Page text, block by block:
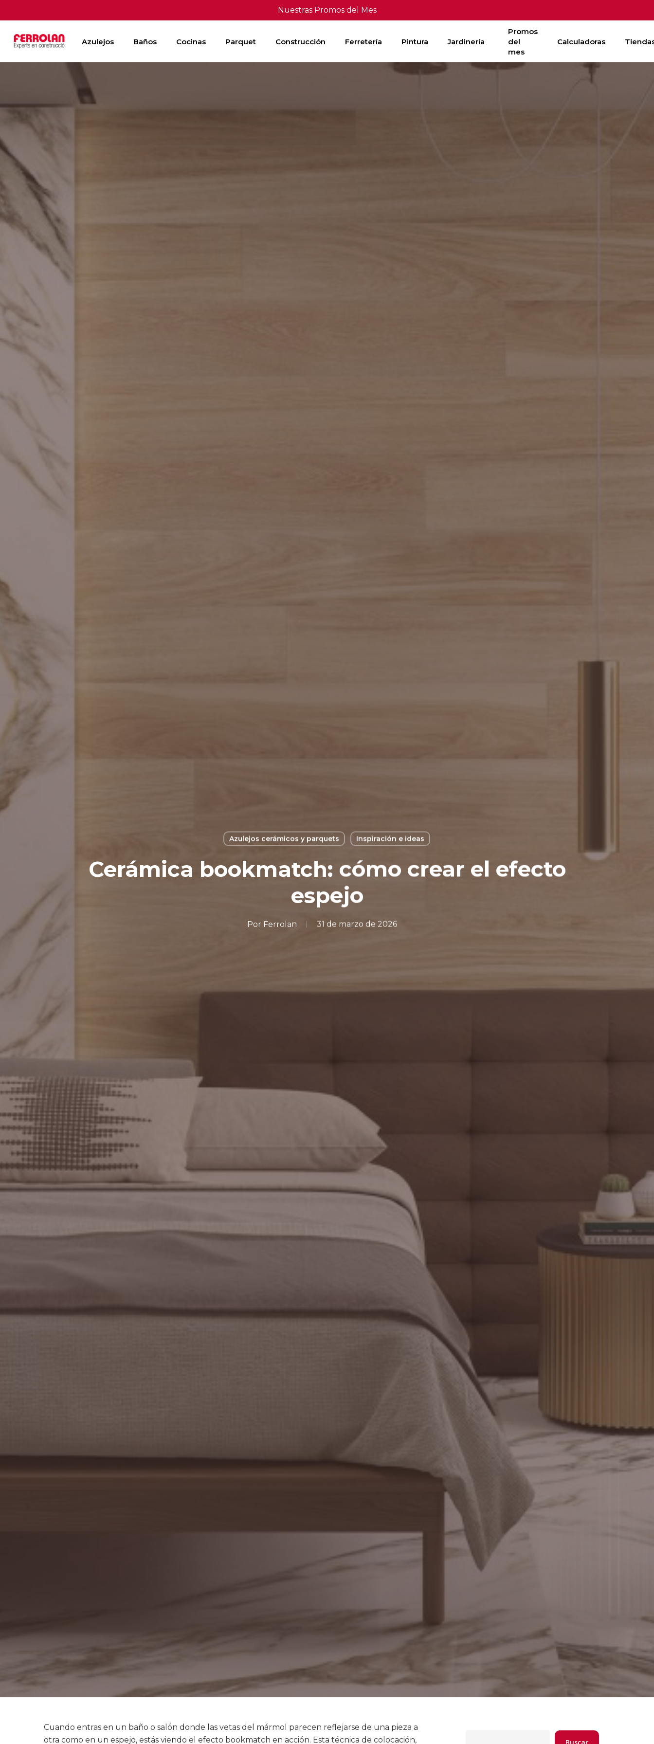
to
content
Nuestras Promos del Mes
Azulejos Baños Cocinas Parquet Construcción Ferretería Pintura Jardinería
Promos
del
mes
Calculadoras
Azulejos cerámicos y parquets Inspiración e ideas
Cerámica bookmatch: cómo crear el efecto
espejo
Por Ferrolan 31 de marzo de 2026
Cuando entras en un baño o salón donde las vetas del mármol parecen reflejarse de una pieza a
otra como en un espejo, estás viendo el efecto bookmatch en acción. Esta técnica de colocación,